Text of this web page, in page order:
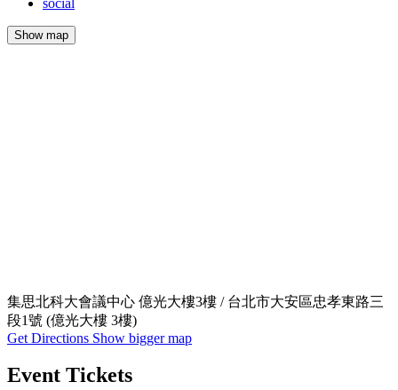
Show map
集思北科大會議中心 億光大樓3樓 / 台北市大安區忠孝東路三
段1號 (億光大樓 3樓)
Get Directions Show bigger map
Event Tickets